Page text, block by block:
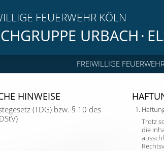
FEUERWEHR KÖLN
URBACH ·
FREIWILLIGE
HINWEISE
(TDG) bzw. § 10 des
Trotz
die